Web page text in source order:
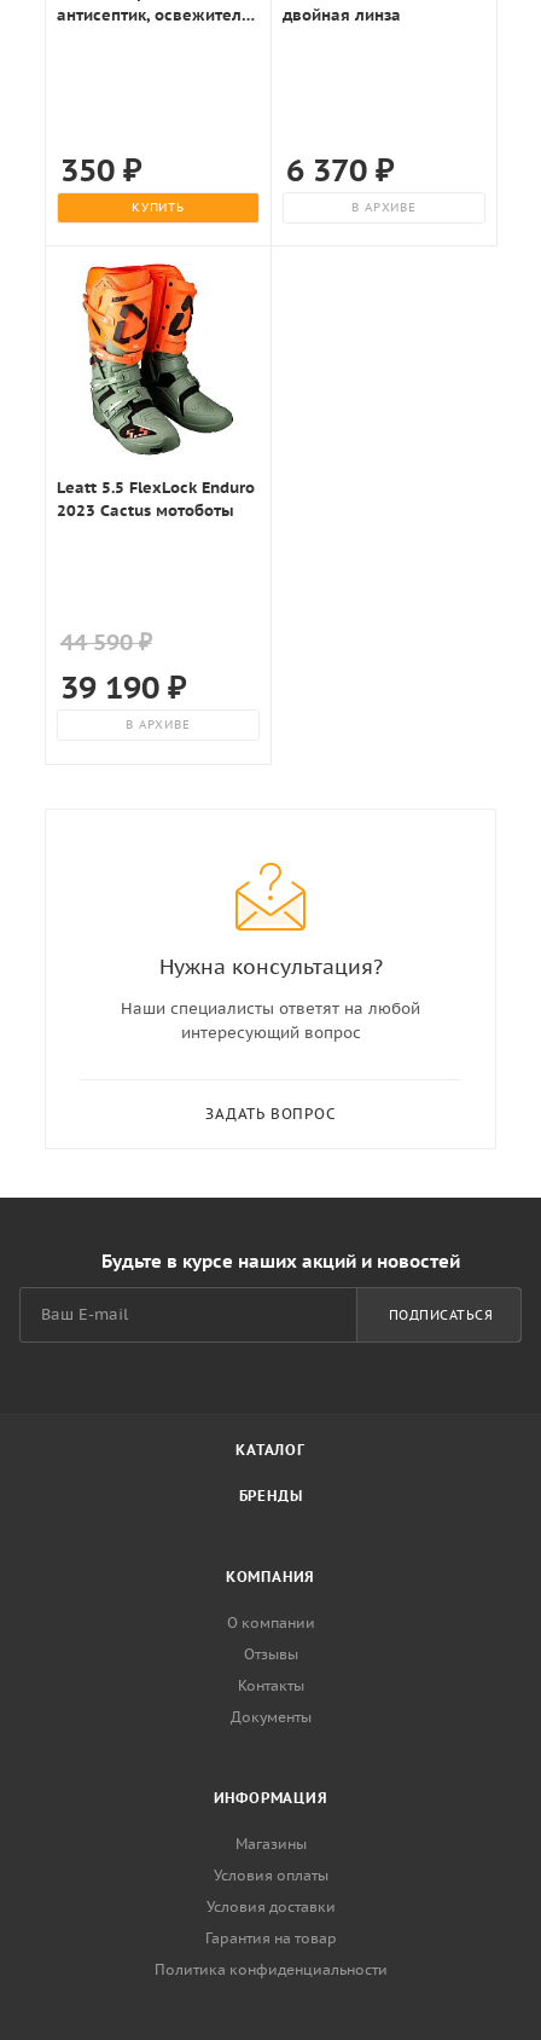
антисептик, освежитель
350₽
КУПИТЬ
двойная линза
6 370 ₽
В АРХИВЕ
Leatt 5.5 FlexLock Enduro
2023 Cactus мотоботы
44 590 ₽
39 190₽
В АРХИВЕ
Нужна консультация?
Наши специалисты ответят на любой
интересующий вопрос
ЗАДАТЬ ВОПРОС
Будьте в курсе наших акций и новостей
ПОДПИСАТЬСЯ
КАТАЛОГ
БРЕНДЫ
КОМПАНИЯ
О компании
Отзывы
Контакты
Документы
ИНФОРМАЦИЯ
Магазины
Условия оплаты
Условия доставки
Гарантия на товар
Политика конфиденциальности